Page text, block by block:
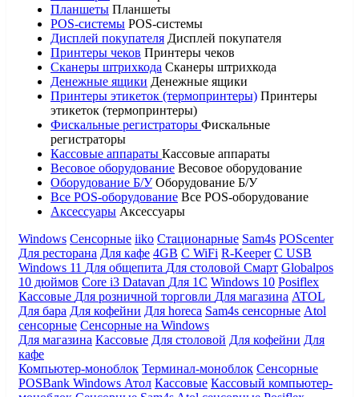
Планшеты Планшеты
POS-системы POS-системы
Дисплей покупателя Дисплей покупателя
Принтеры чеков Принтеры чеков
Сканеры штрихкода Сканеры штрихкода
Денежные ящики Денежные ящики
Принтеры этикеток (термопринтеры) Принтеры
этикеток (термопринтеры)
Фискальные регистраторы Фискальные
регистраторы
Кассовые аппараты Кассовые аппараты
Весовое оборудование Весовое оборудование
Оборудование Б/У Оборудование Б/У
Все POS-оборудование Все POS-оборудование
Аксессуары Аксессуары
Windows Сенсорные iiko Стационарные Sam4s POScenter
Для ресторана Для кафе 4GB С WiFi R-Keeper С USB
Windows 11 Для общепита Для столовой Смарт Globalpos
10 дюймов Core i3 Datavan Для 1С Windows 10 Posiflex
Кассовые Для розничной торговли Для магазина ATOL
Для бара Для кофейни Для horeca Sam4s сенсорные Atol
сенсорные Сенсорные на Windows
Для магазина Кассовые Для столовой Для кофейни Для
кафе
Компьютер-моноблок Терминал-моноблок Сенсорные
POSBank Windows Атол Кассовые Кассовый компьютер-